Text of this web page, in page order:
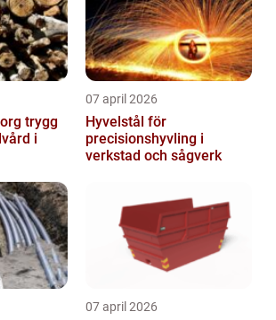
i
07 april 2026
Hyvelstål för
precisionshyvling i
verkstad och sågverk
07 april 2026